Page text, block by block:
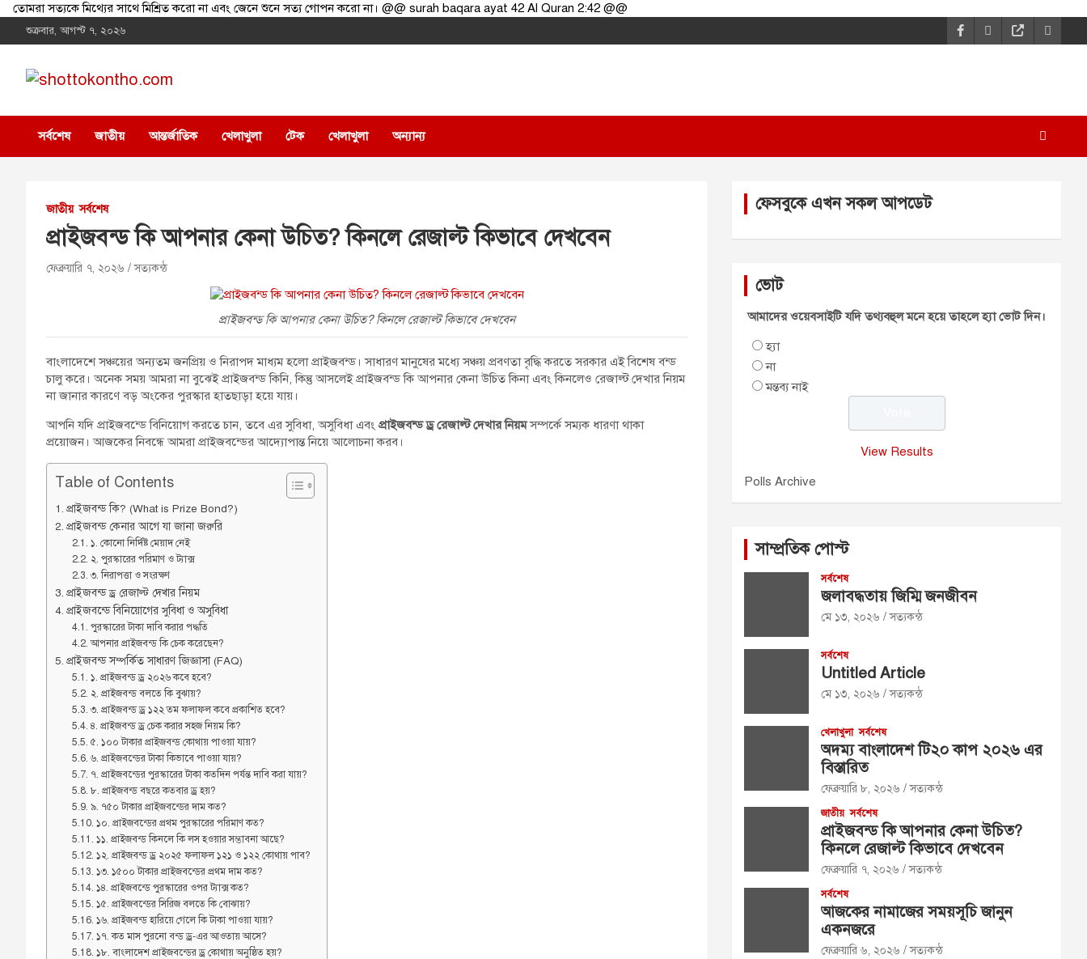
তোমরা সত্যকে মিথ্যের সাথে মিশ্রিত করো না এবং জেনে শুনে সত্য গোপন করো না। @@ surah baqara ayat 42 Al Quran 2:42 @@
to
শুক্রবার, আগস্ট ৭, ২০২৬
shottokontho.com
সর্বশেষ জাতীয় আন্তর্জাতিক খেলাখুলা টেক খেলাখুলা অন্যান্য
জাতীয় সর্বশেষ
প্রাইজবন্ড কি আপনার কেনা উচিত? কিনলে রেজাল্ট কিভাবে দেখবেন
ফেব্রুয়ারি ৭, ২০২৬ সত্যকন্ঠ
প্রাইজবন্ড কি আপনার কেনা উচিত? কিনলে রেজাল্ট কিভাবে দেখবেন
বাংলাদেশে সঞ্চয়ের অন্যতম জনপ্রিয় ও নিরাপদ মাধ্যম হলো প্রাইজবন্ড। সাধারণ মানুষের মধ্যে সঞ্চয় প্রবণতা বৃদ্ধি করতে সরকার এই বিশেষ বন্ড
চালু করে। অনেক সময় আমরা না বুঝেই প্রাইজবন্ড কিনি, কিন্তু আসলেই প্রাইজবন্ড কি আপনার কেনা উচিত কিনা এবং কিনলেও রেজাল্ট দেখার নিয়ম
না জানার কারণে বড় অংকের পুরস্কার হাতছাড়া হয়ে যায়।
আপনি যদি প্রাইজবন্ডে বিনিয়োগ করতে চান, তবে এর সুবিধা, অসুবিধা এবং প্রাইজবন্ড ড্র রেজাল্ট দেখার নিয়মসম্পর্কে সম্যক ধারণা থাকা
প্রয়োজন। আজকের নিবন্ধে আমরা প্রাইজবন্ডের আদ্যোপান্ত নিয়ে আলোচনা করব।
Table of Contents
প্রাইজবন্ড কি? (What is Prize Bond?)
প্রাইজবন্ড কেনার আগে যা জানা জরুরি
১. কোনো নির্দিষ্ট মেয়াদ নেই
২. পুরস্কারের পরিমাণ ও ট্যাক্স
৩. নিরাপত্তা ও সংরক্ষণ
প্রাইজবন্ড ড্র রেজাল্ট দেখার নিয়ম
প্রাইজবন্ডে বিনিয়োগের সুবিধা ও অসুবিধা
পুরস্কারের টাকা দাবি করার পদ্ধতি
আপনার প্রাইজবন্ড কি চেক করেছেন?
প্রাইজবন্ড সম্পর্কিত সাধারণ জিজ্ঞাসা (FAQ)
১. প্রাইজবন্ড ড্র ২০২৬ কবে হবে?
২. প্রাইজবন্ড বলতে কি বুঝায়?
৩. প্রাইজবন্ড ড্র ১২২ তম ফলাফল কবে প্রকাশিত হবে?
৪. প্রাইজবন্ড ড্র চেক করার সহজ নিয়ম কি?
৫. ১০০ টাকার প্রাইজবন্ড কোথায় পাওয়া যায়?
৬. প্রাইজবন্ডের টাকা কিভাবে পাওয়া যায়?
৭. প্রাইজবন্ডের পুরস্কারের টাকা কতদিন পর্যন্ত দাবি করা যায়?
৮. প্রাইজবন্ড বছরে কতবার ড্র হয়?
৯. ৭৫০ টাকার প্রাইজবন্ডের দাম কত?
১০. প্রাইজবন্ডের প্রথম পুরস্কারের পরিমাণ কত?
১১. প্রাইজবন্ড কিনলে কি লস হওয়ার সম্ভাবনা আছে?
১২. প্রাইজবন্ড ড্র ২০২৫ ফলাফল ১২১ ও ১২২ কোথায় পাব?
১৩. ১৫০০ টাকার প্রাইজবন্ডের প্রথম দাম কত?
১৪. প্রাইজবন্ডে পুরস্কারের ওপর ট্যাক্স কত?
১৫. প্রাইজবন্ডের সিরিজ বলতে কি বোঝায়?
১৬. প্রাইজবন্ড হারিয়ে গেলে কি টাকা পাওয়া যায়?
১৭. কত মাস পুরনো বন্ড ড্র-এর আওতায় আসে?
১৮. বাংলাদেশ প্রাইজবন্ডের ড্র কোথায় অনুষ্ঠিত হয়?
ফেসবুকে এখন সকল আপডেট
ভোট
আমাদের ওয়েবসাইটি যদি তথ্যবহুল মনে হয়ে তাহলে হ্যা ভোট দিন।
হ্যা
না
মন্তব্য নাই
View Results
Polls Archive
সাম্প্রতিক পোস্ট
সর্বশেষ
জলাবদ্ধতায় জিম্মি জনজীবন
মে ১৩, ২০২৬ সত্যকন্ঠ
সর্বশেষ
Untitled Article
মে ১৩, ২০২৬ সত্যকন্ঠ
খেলাখুলা সর্বশেষ
অদম্য বাংলাদেশ টি২০ কাপ ২০২৬ এর
বিস্তারিত
ফেব্রুয়ারি ৮, ২০২৬ সত্যকন্ঠ
জাতীয় সর্বশেষ
প্রাইজবন্ড কি আপনার কেনা উচিত?
কিনলে রেজাল্ট কিভাবে দেখবেন
ফেব্রুয়ারি ৭, ২০২৬ সত্যকন্ঠ
সর্বশেষ
আজকের নামাজের সময়সূচি জানুন
একনজরে
ফেব্রুয়ারি ৬, ২০২৬ সত্যকন্ঠ